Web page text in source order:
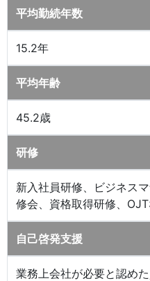
平均勤続年数
15.2年
平均年齢
45.2歳
研修
新入社員研修、ビジネス
修会、資格取得研修、
自己啓発支援
業務上会社が必要と認め